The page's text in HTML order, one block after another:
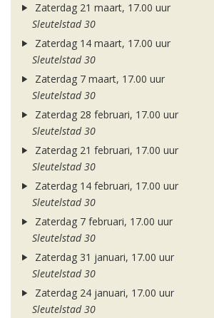
Zaterdag 21 maart, 17.00 uur
Sleutelstad 30
Zaterdag 14 maart, 17.00 uur
Sleutelstad 30
Zaterdag 7 maart, 17.00 uur
Sleutelstad 30
Zaterdag 28 februari, 17.00 uur
Sleutelstad 30
Zaterdag 21 februari, 17.00 uur
Sleutelstad 30
Zaterdag 14 februari, 17.00 uur
Sleutelstad 30
Zaterdag 7 februari, 17.00 uur
Sleutelstad 30
Zaterdag 31 januari, 17.00 uur
Sleutelstad 30
Zaterdag 24 januari, 17.00 uur
Sleutelstad 30